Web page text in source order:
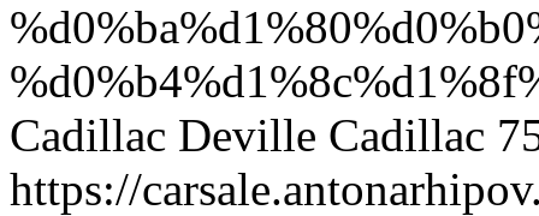
Cadillac Deville Cadillac
https://